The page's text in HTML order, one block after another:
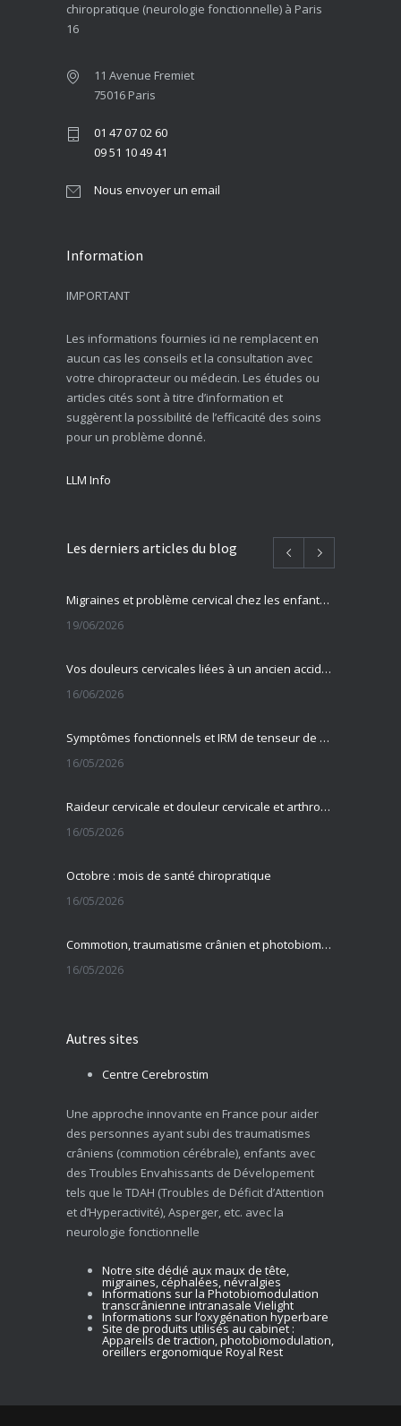
chiropratique (neurologie fonctionnelle) à Paris
16
11 Avenue Fremiet
75016 Paris
01 47 07 02 60
09 51 10 49 41
Nous envoyer un email
Information
IMPORTANT
Les informations fournies ici ne remplacent en
aucun cas les conseils et la consultation avec
votre chiropracteur ou médecin. Les études ou
articles cités sont à titre d’information et
suggèrent la possibilité de l’efficacité des soins
pour un problème donné.
LLM Info
Les derniers articles du blog
Migraines et problème cervical chez les enfants et adolescents
19/06/2026
Vos douleurs cervicales liées à un ancien accident ?
16/06/2026
Symptômes fonctionnels et IRM de tenseur de diffusion
16/05/2026
Raideur cervicale et douleur cervicale et arthrose cervicale
16/05/2026
Octobre : mois de santé chiropratique
16/05/2026
Commotion, traumatisme crânien et photobiomodulation transcrânienne
16/05/2026
Autres sites
Centre Cerebrostim
Une approche innovante en France pour aider
des personnes ayant subi des traumatismes
crâniens (commotion cérébrale), enfants avec
des Troubles Envahissants de Dévelopement
tels que le TDAH (Troubles de Déficit d’Attention
et d’Hyperactivité), Asperger, etc. avec la
neurologie fonctionnelle
Notre site dédié aux maux de tête,
migraines, céphalées, névralgies
Informations sur la Photobiomodulation
transcrânienne intranasale Vielight
Informations sur l’oxygénation hyperbare
Site de produits utilisés au cabinet :
Appareils de traction, photobiomodulation,
oreillers ergonomique Royal Rest